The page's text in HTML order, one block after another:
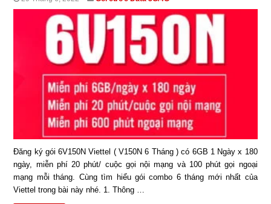
Đăng ký gói 6V150N Viettel ( V150N 6 Tháng ) có 6GB 1 Ngày x 180
ngày, miễn phí 20 phút/ cuộc gọi nội mạng và 100 phút gọi ngoại
mạng mỗi tháng. Cùng tìm hiểu gói combo 6 tháng mới nhất của
Viettel trong bài này nhé. 1. Thông …